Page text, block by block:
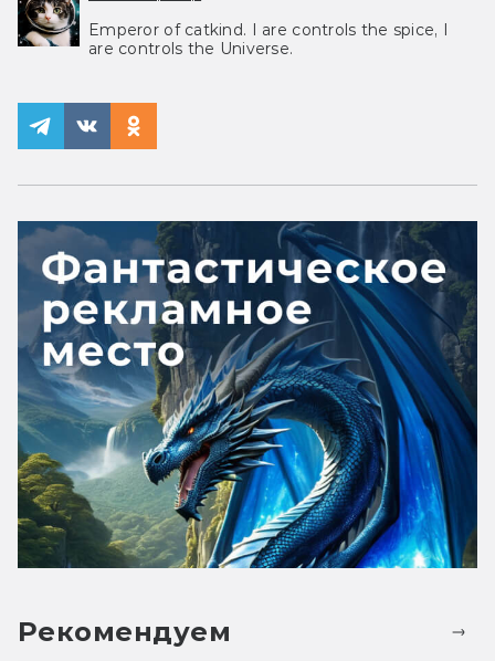
Emperor of catkind. I are controls the spice, I
are controls the Universe.
Рекомендуем